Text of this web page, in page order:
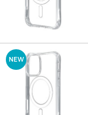
NEW